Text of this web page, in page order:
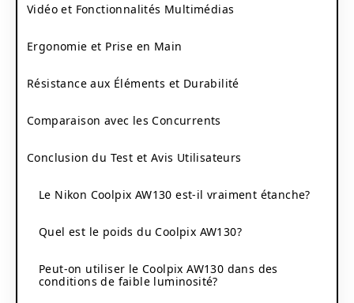
Vidéo et Fonctionnalités Multimédias
Ergonomie et Prise en Main
Résistance aux Éléments et Durabilité
Comparaison avec les Concurrents
Conclusion du Test et Avis Utilisateurs
Le Nikon Coolpix AW130 est-il vraiment étanche?
Quel est le poids du Coolpix AW130?
Peut-on utiliser le Coolpix AW130 dans des
conditions de faible luminosité?